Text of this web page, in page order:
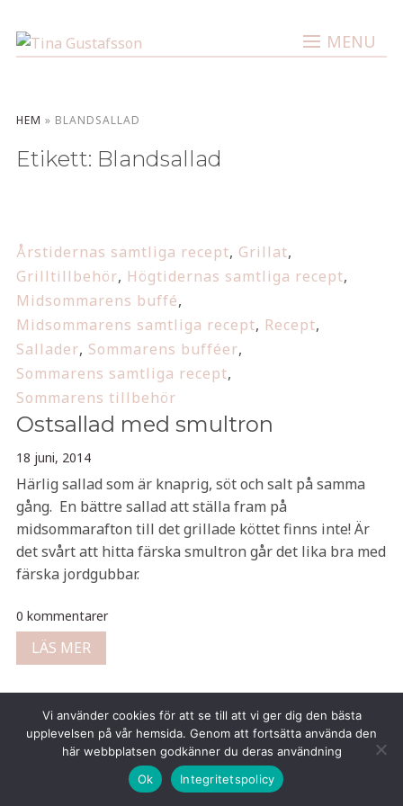
MENU
HEM » BLANDSALLAD
Etikett: Blandsallad
Årstidernas samtliga recept, Grillat,
Grilltillbehör, Högtidernas samtliga recept,
Midsommarens buffé,
Midsommarens samtliga recept, Recept,
Sallader, Sommarens bufféer,
Sommarens samtliga recept,
Sommarens tillbehör
Ostsallad med smultron
18 juni, 2014
Härlig sallad som är knaprig, söt och salt på samma
gång. En bättre sallad att ställa fram på
midsommarafton till det grillade köttet finns inte! Är
det svårt att hitta färska smultron går det lika bra med
färska jordgubbar.
0 kommentarer
LÄS MER
Copyright © 2026 Tina Gustafsson
Vi använder cookies för att se till att vi ger dig den bästa
upplevelsen på vår hemsida. Genom att fortsätta använda den
här webbplatsen godkänner du deras användning
Ok
Integritetspolicy